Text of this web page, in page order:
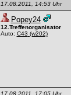
17.08.2011, 14:53 Uhr
Popey24
12.Treffenorganisator
Auto: C43 (w202)
17.08.2011, 17:05 Uhr